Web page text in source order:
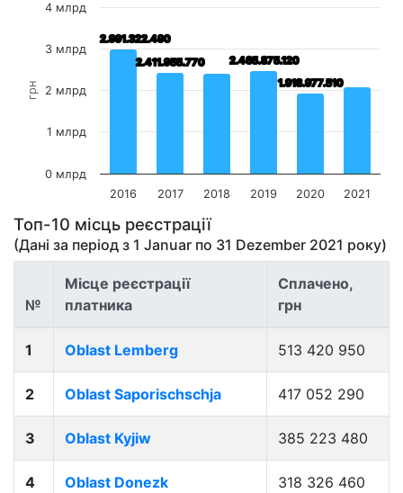
грн
2.991.322.490
2.991.322.490
2.411.955.770
2.411.955.770 2.465.875.120
2.465.875.120
1.918.977.510
1.918.977.510
2016 2017 2018 2019 2020 2021
0 млрд
1 млрд
2 млрд
3 млрд
4 млрд
Топ-10 місць реєстрації
(Дані за період з 1 Januar по 31 Dezember 2021 року)
№
Місце реєстрації
платника
Сплачено,
грн
1 Oblast Lemberg 513 420 950
2 Oblast Saporischschja 417 052 290
3 Oblast Kyjiw 385 223 480
4 Oblast Donezk 318 326 460